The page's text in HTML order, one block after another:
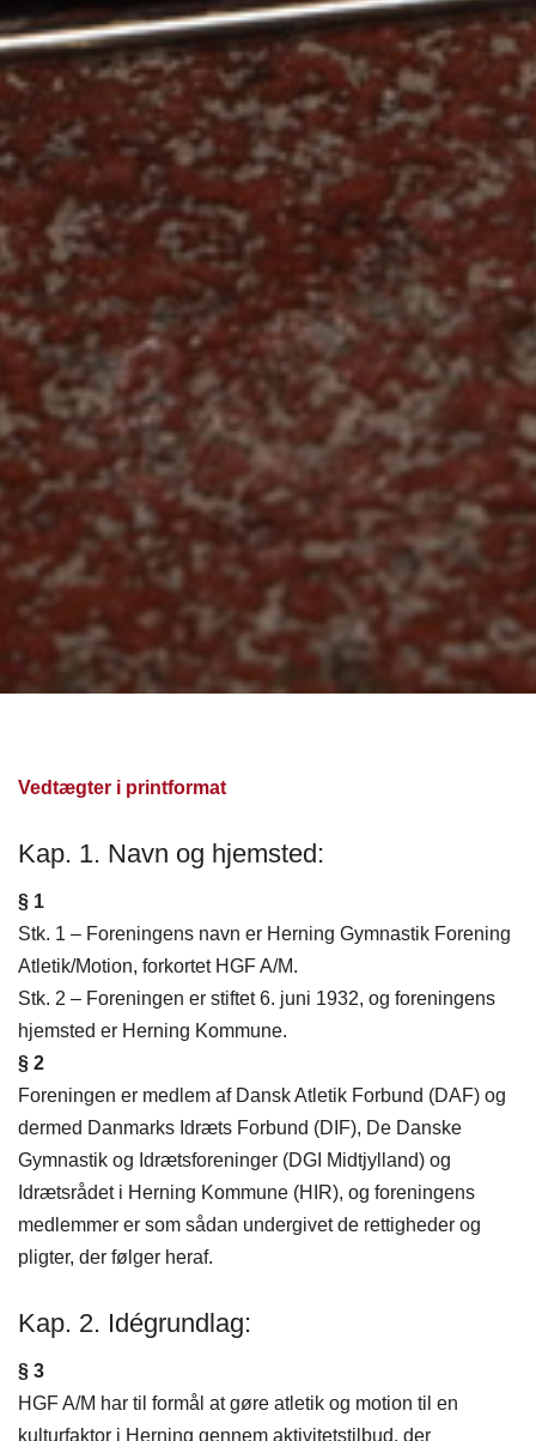
Vedtægter i printformat
Kap. 1. Navn og hjemsted:
§ 1
Stk. 1 – Foreningens navn er Herning Gymnastik Forening
Atletik/Motion, forkortet HGF A/M.
Stk. 2 – Foreningen er stiftet 6. juni 1932, og foreningens
hjemsted er Herning Kommune.
§ 2
Foreningen er medlem af Dansk Atletik Forbund (DAF) og
dermed Danmarks Idræts Forbund (DIF), De Danske
Gymnastik og Idrætsforeninger (DGI Midtjylland) og
Idrætsrådet i Herning Kommune (HIR), og foreningens
medlemmer er som sådan undergivet de rettigheder og
pligter, der følger heraf.
Kap. 2. Idégrundlag:
§ 3
HGF A/M har til formål at gøre atletik og motion til en
kulturfaktor i Herning gennem aktivitetstilbud, der